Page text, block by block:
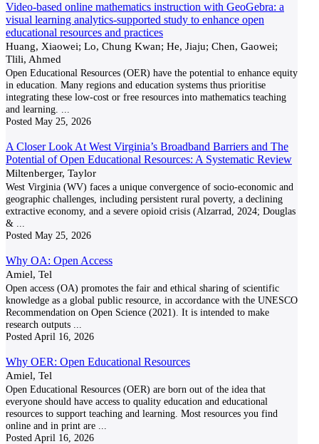
Video-based online mathematics instruction with GeoGebra: a
visual learning analytics-supported study to enhance open
educational resources and practices
Huang, Xiaowei; Lo, Chung Kwan; He, Jiaju; Chen, Gaowei;
Tlili, Ahmed
Open Educational Resources (OER) have the potential to enhance equity
in education. Many regions and education systems thus prioritise
integrating these low-cost or free resources into mathematics teaching
and learning.
Posted May 25, 2026
A Closer Look At West Virginia’s Broadband Barriers and The
Potential of Open Educational Resources: A Systematic Review
Miltenberger, Taylor
West Virginia (WV) faces a unique convergence of socio-economic and
geographic challenges, including persistent rural poverty, a declining
extractive economy, and a severe opioid crisis (Alzarrad, 2024; Douglas
&
Posted May 25, 2026
Why OA: Open Access
Amiel, Tel
Open access (OA) promotes the fair and ethical sharing of scientific
knowledge as a global public resource, in accordance with the UNESCO
Recommendation on Open Science (2021). It is intended to make
research outputs
Posted April 16, 2026
Why OER: Open Educational Resources
Amiel, Tel
Open Educational Resources (OER) are born out of the idea that
everyone should have access to quality education and educational
resources to support teaching and learning. Most resources you find
online and in print are
Posted April 16, 2026